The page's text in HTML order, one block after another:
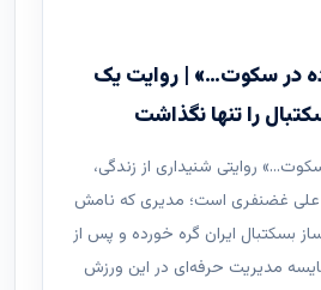
در سکوت…» | روایت یک
را تنها نگذاشت
روایتی شنیداری از زندگی،
علی غضنفری است؛ مدیری که نامش
بسکتبال ایران گره خورده و پس از
مدیریت حرفه‌ای در این ورزش